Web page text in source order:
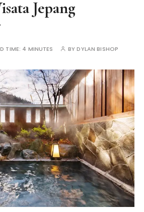
Jepang
TIME: 4 MINUTES BYDYLAN BISHOP